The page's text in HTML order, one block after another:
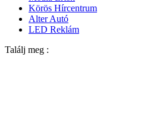
Körös Hírcentrum
Alter Autó
LED Reklám
Találj meg :